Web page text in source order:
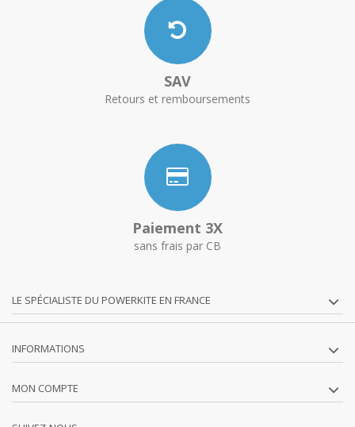
SAV
Retours et remboursements
Paiement 3X
sans frais par CB
LE SPÉCIALISTE DU POWERKITE EN FRANCE
INFORMATIONS
MON COMPTE